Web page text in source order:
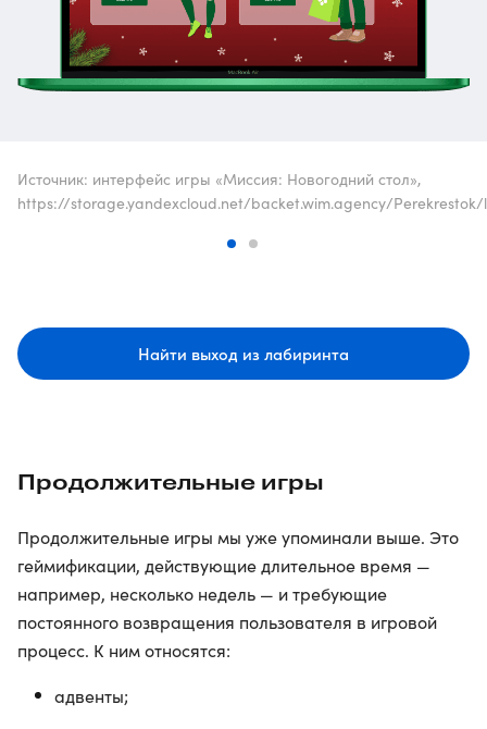
Источник: интерфейс игры «Миссия: Новогодний стол»,
https://storage.yandexcloud.net/backet.wim.agency/
Найти выход из лабиринта
Продолжительные игры
Продолжительные игры мы уже упоминали выше. Это
геймификации, действующие длительное время —
например, несколько недель — и требующие
постоянного возвращения пользователя в игровой
процесс. К ним относятся:
адвенты;